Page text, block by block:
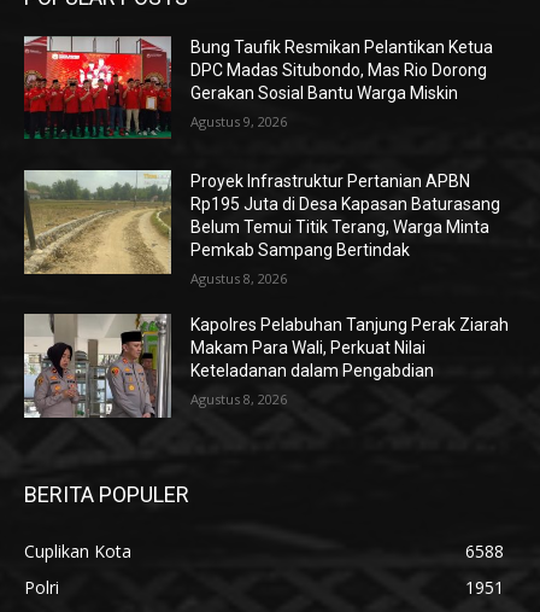
Bung Taufik Resmikan Pelantikan Ketua
DPC Madas Situbondo, Mas Rio Dorong
Gerakan Sosial Bantu Warga Miskin
Agustus 9, 2026
Proyek Infrastruktur Pertanian APBN
Rp195 Juta di Desa Kapasan Baturasang
Belum Temui Titik Terang, Warga Minta
Pemkab Sampang Bertindak
Agustus 8, 2026
Kapolres Pelabuhan Tanjung Perak Ziarah
Makam Para Wali, Perkuat Nilai
Keteladanan dalam Pengabdian
Agustus 8, 2026
BERITA POPULER
Cuplikan Kota
6588
Polri
1951